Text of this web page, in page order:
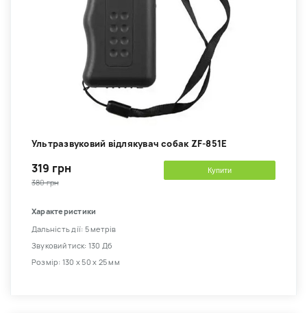
Ультразвуковий відлякувач собак ZF-851E
319 грн
380 грн
Купити
Характеристики
Дальність дії: 5 метрів
Звуковий тиск: 130 Дб
Розмір: 130 х 50 х 25 мм